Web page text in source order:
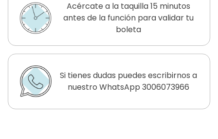
Acércate a la taquilla 15 minutos
antes de la función para validar tu
boleta
Si tienes dudas puedes escribirnos a
nuestro WhatsApp 3006073966